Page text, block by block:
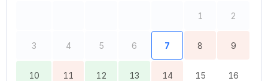
1 2
3 4 5 6 7 8 9
10 11 12 13 14 15 16